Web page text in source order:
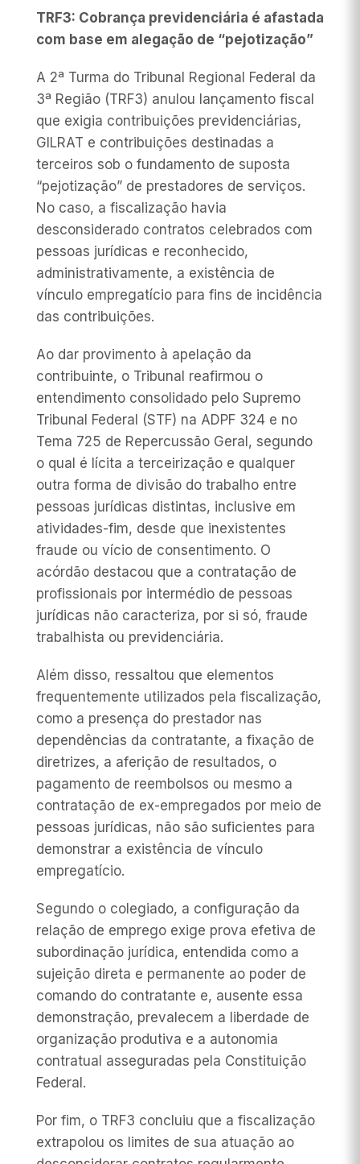
TRF3: Cobrança previdenciária é afastada
com base em alegação de “pejotização”
A 2ª Turma do Tribunal Regional Federal da
3ª Região (TRF3) anulou lançamento fiscal
que exigia contribuições previdenciárias,
GILRAT e contribuições destinadas a
terceiros sob o fundamento de suposta
“pejotização” de prestadores de serviços.
No caso, a fiscalização havia
desconsiderado contratos celebrados com
pessoas jurídicas e reconhecido,
administrativamente, a existência de
vínculo empregatício para fins de incidência
das contribuições.
Ao dar provimento à apelação da
contribuinte, o Tribunal reafirmou o
entendimento consolidado pelo Supremo
Tribunal Federal (STF) na ADPF 324 e no
Tema 725 de Repercussão Geral, segundo
o qual é lícita a terceirização e qualquer
outra forma de divisão do trabalho entre
pessoas jurídicas distintas, inclusive em
atividades-fim, desde que inexistentes
fraude ou vício de consentimento. O
acórdão destacou que a contratação de
profissionais por intermédio de pessoas
jurídicas não caracteriza, por si só, fraude
trabalhista ou previdenciária.
Além disso, ressaltou que elementos
frequentemente utilizados pela fiscalização,
como a presença do prestador nas
dependências da contratante, a fixação de
diretrizes, a aferição de resultados, o
pagamento de reembolsos ou mesmo a
contratação de ex-empregados por meio de
pessoas jurídicas, não são suficientes para
demonstrar a existência de vínculo
empregatício.
Segundo o colegiado, a configuração da
relação de emprego exige prova efetiva de
subordinação jurídica, entendida como a
sujeição direta e permanente ao poder de
comando do contratante e, ausente essa
demonstração, prevalecem a liberdade de
organização produtiva e a autonomia
contratual asseguradas pela Constituição
Federal.
Por fim, o TRF3 concluiu que a fiscalização
extrapolou os limites de sua atuação ao